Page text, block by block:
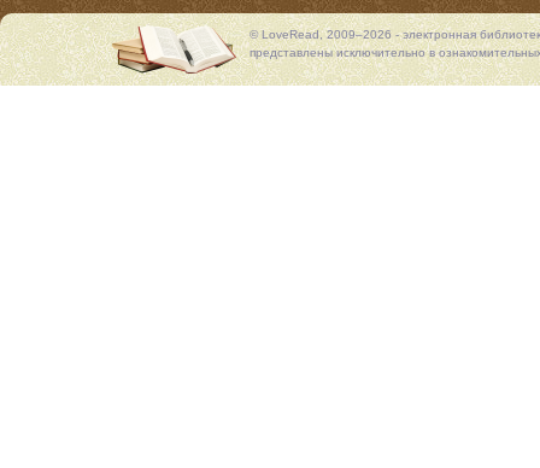
© LoveRead, 2009–2026 - электронная
представлены исключительно в